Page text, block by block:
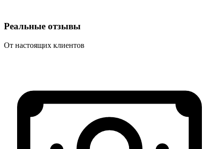
Реальные отзывы
От настоящих клиентов